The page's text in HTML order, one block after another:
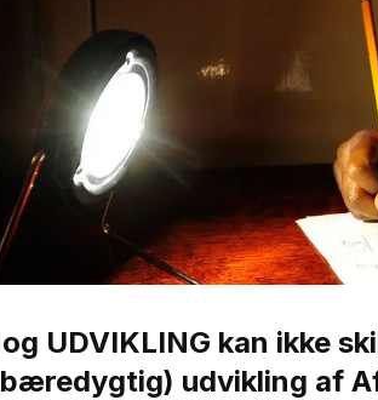
og UDVIKLING kan ikke
udvikling af